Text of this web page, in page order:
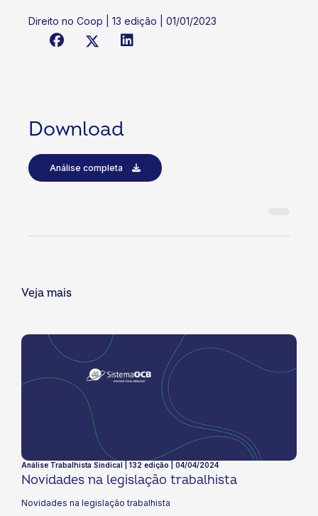
Direito no Coop | 13 edição | 01/01/2023
Download
Análise completa
Veja mais
Análise Trabalhista Sindical | 132 edição | 04/04/2024
Novidades na legislação trabalhista
Novidades na legislação trabalhista